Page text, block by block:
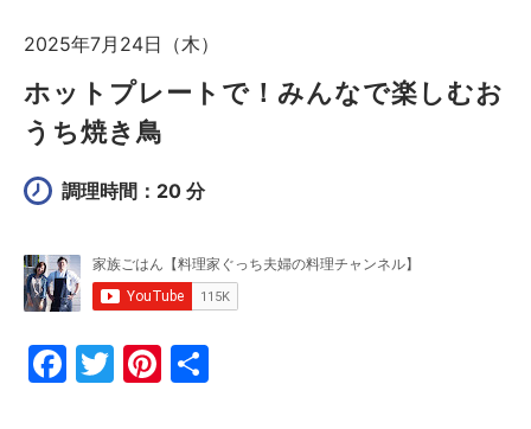
2025年7月24日（木）
ホットプレートで！みんなで楽しむお
うち焼き鳥
調理時間：20 分
F
T
Pi